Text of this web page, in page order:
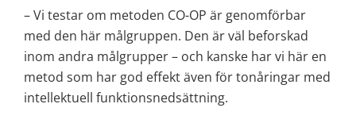
– Vi testar om metoden CO-OP är genomförbar
med den här målgruppen. Den är väl beforskad
inom andra målgrupper – och kanske har vi här en
metod som har god effekt även för tonåringar med
intellektuell funktionsnedsättning.